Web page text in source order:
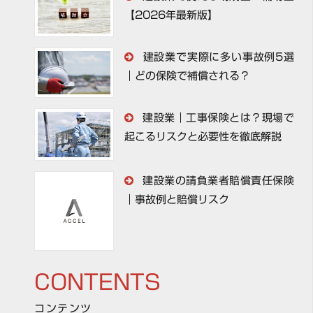
【2026年最新版】
建設業で実際に多い事故例5選
｜どの保険で補償される？
建設業｜工事保険とは？現場で
起こるリスクと必要性を徹底解説
建設業の請負業者賠償責任保険
｜事故例と賠償リスク
CONTENTS
コンテンツ